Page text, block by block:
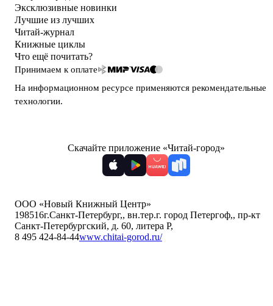
Эксклюзивные новинки
Лучшие из лучших
Читай-журнал
Книжные циклы
Что ещё почитать?
Принимаем к оплате
На информационном ресурсе применяются рекомендательные
технологии.
Скачайте приложение «Читай-город»
ООО «Новый Книжный Центр»
198516г.Санкт-Петербург,, вн.тер.г. город Петергоф,, пр-кт
Санкт-Петербургский, д. 60, литера Р,
8 495 424-84-44www.chitai-gorod.ru/